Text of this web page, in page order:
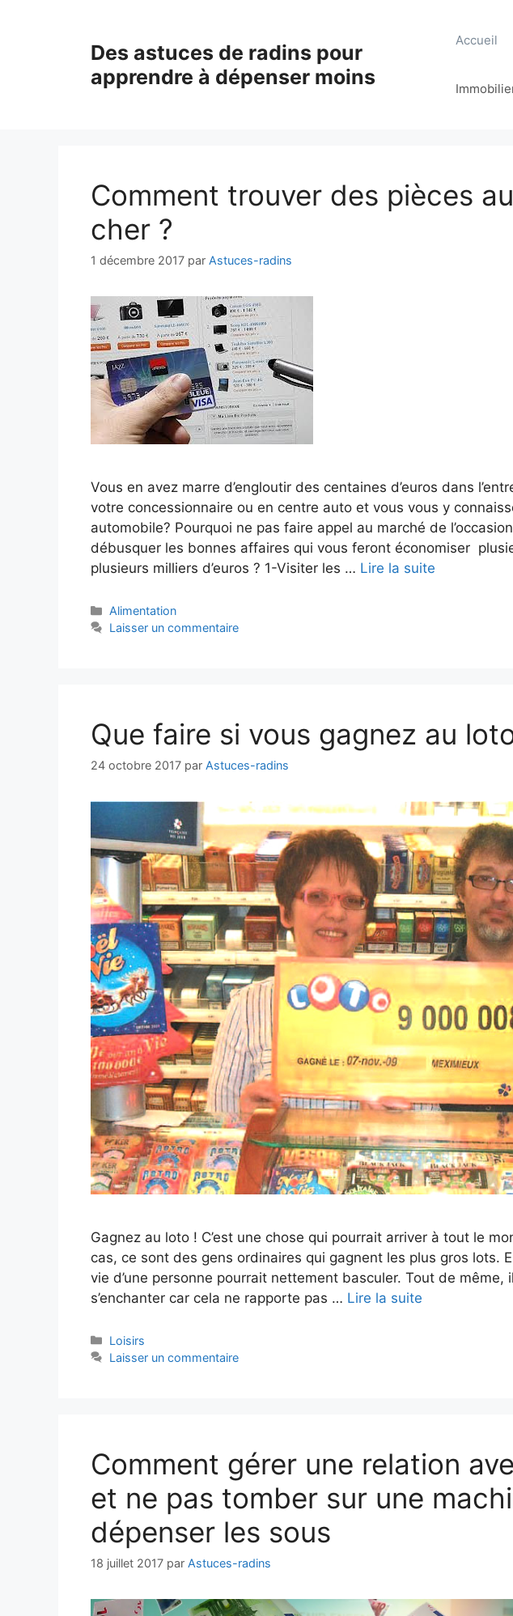
Des astuces de radins pour
apprendre à dépenser moins
Accueil
Comment trouver des pièces
cher ?
1 décembre 2017 par Astuces-radins
Vous en avez marre d’engloutir des centaines d’euros dans
votre concessionnaire ou en centre auto et vous vous y
automobile? Pourquoi ne pas faire appel au marché de
débusquer les bonnes affaires qui vous feront économiser
plusieurs milliers d’euros ? 1-Visiter les … Lire la suite
Catégories
Alimentation
Laisser un commentaire
Que faire si vous gagnez au
24 octobre 2017 par Astuces-radins
Gagnez au loto ! C’est une chose qui pourrait arriver à tout le
cas, ce sont des gens ordinaires qui gagnent les plus gros lots.
vie d’une personne pourrait nettement basculer. Tout de même,
s’enchanter car cela ne rapporte pas … Lire la suite
Catégories
Loisirs
Laisser un commentaire
Comment gérer une relation
et ne pas tomber sur une
dépenser les sous
18 juillet 2017 par Astuces-radins